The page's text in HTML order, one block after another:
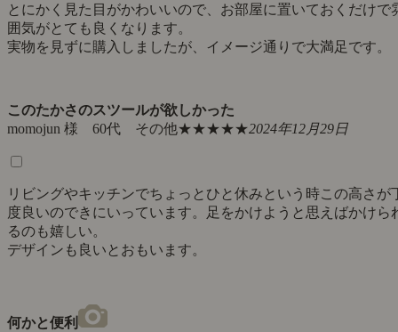
とにかく見た目がかわいいので、お部屋に置いておくだけで
囲気がとても良くなります。
実物を見ずに購入しましたが、イメージ通りで大満足です。
このたかさのスツールが欲しかった
momojun 様 60代 その他★★★★★2024年12月29日
リビングやキッチンでちょっとひと休みという時この高さが
度良いのできにいっています。足をかけようと思えばかけら
るのも嬉しい。
デザインも良いとおもいます。
何かと便利